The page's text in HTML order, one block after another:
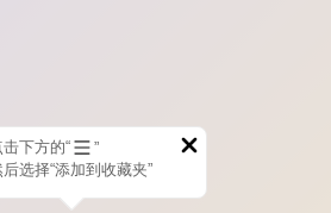
击下方的“
”
后选择“添加到收藏夹”